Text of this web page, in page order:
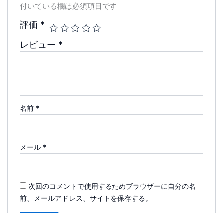
付いている欄は必須項目です
評価 *
レビュー *
名前 *
メール *
次回のコメントで使用するためブラウザーに自分の名
前、メールアドレス、サイトを保存する。